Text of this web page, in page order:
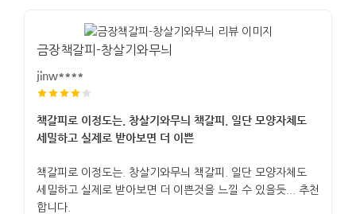
금장책갈피-창살기와무늬
jinw****
책갈피로 이정도는. 창살기와무늬 책갈피. 일단 모양자체도
세밀하고 실제로 받아보면 더 이쁜
책갈피로 이정도는. 창살기와무늬 책갈피. 일단 모양자체도
세밀하고 실제로 받아보면 더 이쁜것을 느낄 수 있을듯... 추천
합니다.